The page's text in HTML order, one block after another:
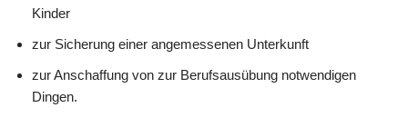
Kinder
zur Sicherung einer angemessenen Unterkunft
zur Anschaffung von zur Berufsausübung notwendigen
Dingen.